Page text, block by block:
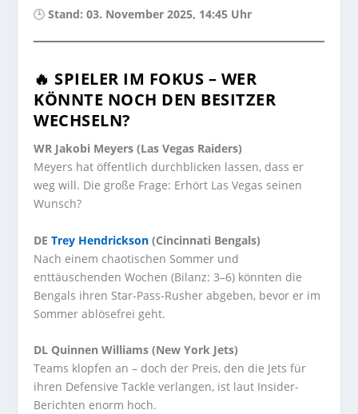
🕒Stand: 03. November 2025, 14:45 Uhr
🔥 SPIELER IM FOKUS – WER
KÖNNTE NOCH DEN BESITZER
WECHSELN?
WR Jakobi Meyers (Las Vegas Raiders)
Meyers hat öffentlich durchblicken lassen, dass er
weg will. Die große Frage: Erhört Las Vegas seinen
Wunsch?
DE Trey Hendrickson (Cincinnati Bengals)
Nach einem chaotischen Sommer und
enttäuschenden Wochen (Bilanz: 3–6) könnten die
Bengals ihren Star-Pass-Rusher abgeben, bevor er im
Sommer ablösefrei geht.
DL Quinnen Williams (New York Jets)
Teams klopfen an – doch der Preis, den die Jets für
ihren Defensive Tackle verlangen, ist laut Insider-
Berichten enorm hoch.